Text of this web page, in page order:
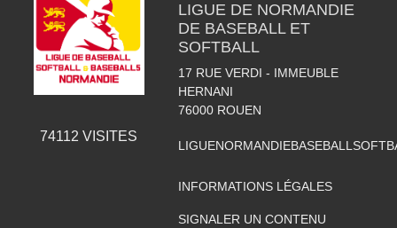
74112 VISITES
LIGUE DE NORMANDIE
DE BASEBALL ET
SOFTBALL
17 RUE VERDI - IMMEUBLE
HERNANI
76000 ROUEN
INFORMATIONS LÉGALES
SIGNALER UN CONTENU